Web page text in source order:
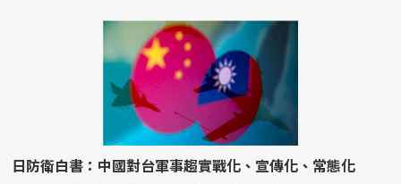
日防衛白書：中國對台軍事趨實戰化、宣傳化、常態化